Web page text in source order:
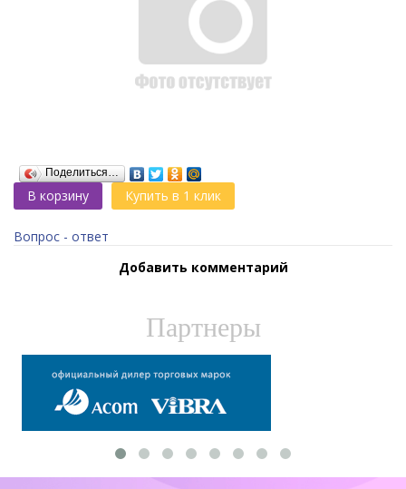
Поделиться…
В корзину Купить в 1 клик
Вопрос - ответ
Добавить комментарий
Партнеры